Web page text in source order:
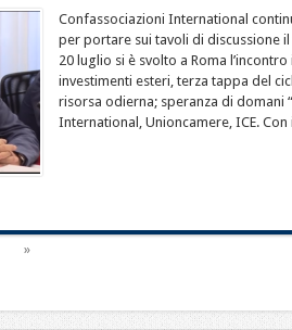
Confassociazioni International
per portare sui tavoli di discussione
20 luglio si è svolto a Roma
investimenti esteri, terza tappa del
risorsa odierna; speranza di domani
International, Unioncamere, ICE. Con
»